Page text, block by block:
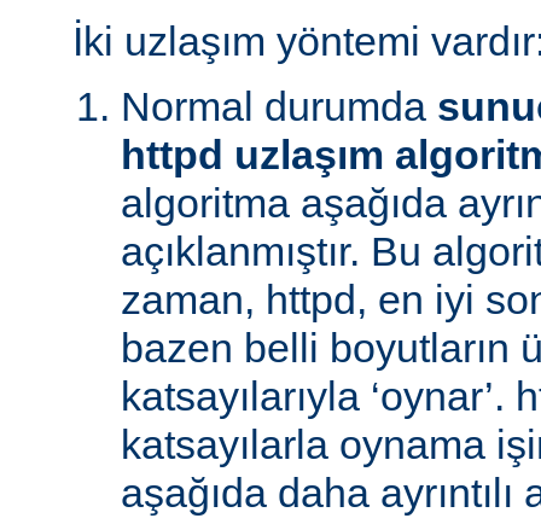
İki uzlaşım yöntemi
Normal durumda
httpd uzlaşım
algoritma aşağıda
açıklanmıştır. Bu
zaman, httpd, en iyi
bazen belli boyutların
katsayılarıyla ‘oynar’.
katsayılarla oynama
aşağıda daha ayrıntılı